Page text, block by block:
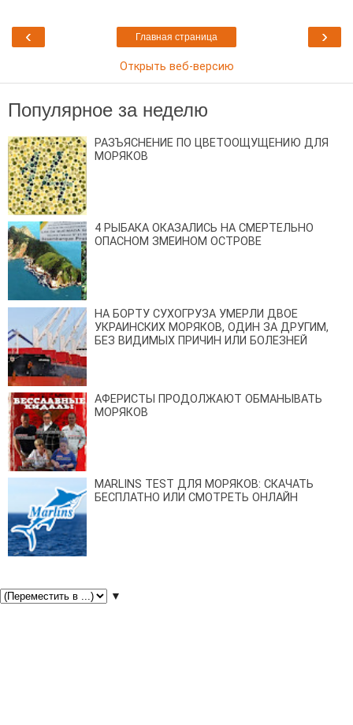
‹ ›
Главная страница
Открыть веб-версию
Популярное за неделю
РАЗЪЯСНЕНИЕ ПО ЦВЕТООЩУЩЕНИЮ ДЛЯ
МОРЯКОВ
4 РЫБАКА ОКАЗАЛИСЬ НА СМЕРТЕЛЬНО
ОПАСНОМ ЗМЕИНОМ ОСТРОВЕ
НА БОРТУ СУХОГРУЗА УМЕРЛИ ДВОЕ
УКРАИНСКИХ МОРЯКОВ, ОДИН ЗА ДРУГИМ,
БЕЗ ВИДИМЫХ ПРИЧИН ИЛИ БОЛЕЗНЕЙ
АФЕРИСТЫ ПРОДОЛЖАЮТ ОБМАНЫВАТЬ
МОРЯКОВ
MARLINS TEST ДЛЯ МОРЯКОВ: СКАЧАТЬ
БЕСПЛАТНО ИЛИ СМОТРЕТЬ ОНЛАЙН
▼